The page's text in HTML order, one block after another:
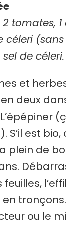
tomates,
céleri
de céleri.
et
deux
S’il est
plein de
ou le